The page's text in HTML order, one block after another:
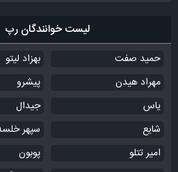
لیست خوانندگان رپ
حمید صفت
بهزاد لیتو
مهراد هیدن
پیشرو
یاس
جیدال
شایع
سپهر
امیر تتلو
پوبون